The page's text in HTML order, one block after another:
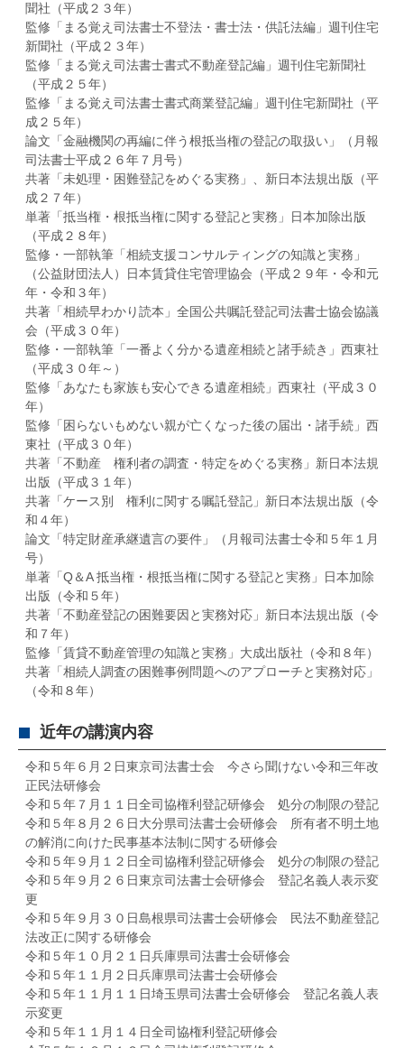
聞社（平成２３年）
監修「まる覚え司法書士不登法・書士法・供託法編」週刊住宅
新聞社（平成２３年）
監修「まる覚え司法書士書式不動産登記編」週刊住宅新聞社
（平成２５年）
監修「まる覚え司法書士書式商業登記編」週刊住宅新聞社（平
成２５年）
論文「金融機関の再編に伴う根抵当権の登記の取扱い」（月報
司法書士平成２６年７月号）
共著「未処理・困難登記をめぐる実務」、新日本法規出版（平
成２７年）
単著「抵当権・根抵当権に関する登記と実務」日本加除出版
（平成２８年）
監修・一部執筆「相続支援コンサルティングの知識と実務」
（公益財団法人）日本賃貸住宅管理協会（平成２９年・令和元
年・令和３年）
共著「相続早わかり読本」全国公共嘱託登記司法書士協会協議
会（平成３０年）
監修・一部執筆「一番よく分かる遺産相続と諸手続き」西東社
（平成３０年～）
監修「あなたも家族も安心できる遺産相続」西東社（平成３０
年）
監修「困らないもめない親が亡くなった後の届出・諸手続」西
東社（平成３０年）
共著「不動産 権利者の調査・特定をめぐる実務」新日本法規
出版（平成３１年）
共著「ケース別 権利に関する嘱託登記」新日本法規出版（令
和４年）
論文「特定財産承継遺言の要件」（月報司法書士令和５年１月
号）
単著「Q＆A 抵当権・根抵当権に関する登記と実務」日本加除
出版（令和５年）
共著「不動産登記の困難要因と実務対応」新日本法規出版（令
和７年）
監修「賃貸不動産管理の知識と実務」大成出版社（令和８年）
共著「相続人調査の困難事例問題へのアプローチと実務対応」
（令和８年）
近年の講演内容
令和５年６月２日東京司法書士会 今さら聞けない令和三年改
正民法研修会
令和５年７月１１日全司協権利登記研修会 処分の制限の登記
令和５年８月２６日大分県司法書士会研修会 所有者不明土地
の解消に向けた民事基本法制に関する研修会
令和５年９月１２日全司協権利登記研修会 処分の制限の登記
令和５年９月２６日東京司法書士会研修会 登記名義人表示変
更
令和５年９月３０日島根県司法書士会研修会 民法不動産登記
法改正に関する研修会
令和５年１０月２１日兵庫県司法書士会研修会
令和５年１１月２日兵庫県司法書士会研修会
令和５年１１月１１日埼玉県司法書士会研修会 登記名義人表
示変更
令和５年１１月１４日全司協権利登記研修会